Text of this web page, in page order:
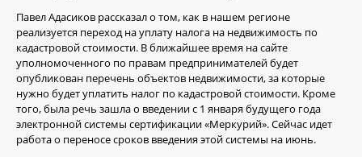
Павел Адасиков рассказал о том, как в нашем регионе
реализуется переход на уплату налога на недвижимость по
кадастровой стоимости. В ближайшее время на сайте
уполномоченного по правам предпринимателей будет
опубликован перечень объектов недвижимости, за которые
нужно будет уплатить налог по кадастровой стоимости. Кроме
того, была речь зашла о введении с 1 января будущего года
электронной системы сертификации «Меркурий». Сейчас идет
работа о переносе сроков введения этой системы на июнь.